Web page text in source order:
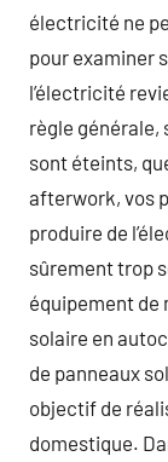
électricité ne
pour examiner
l’électricité
règle générale,
sont éteints,
afterwork, vos
produire de
sûrement trop
équipement de
solaire en
de panneaux
objectif de
domestique.